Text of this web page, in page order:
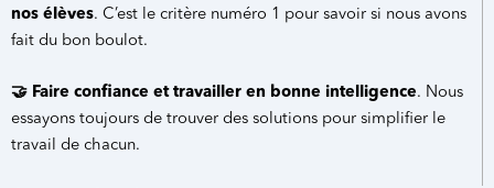
nos élèves. C’est le critère numéro 1 pour savoir si nous avons
fait du bon boulot.
🤝 Faire confiance et travailler en bonne intelligence. Nous
essayons toujours de trouver des solutions pour simplifier le
travail de chacun.